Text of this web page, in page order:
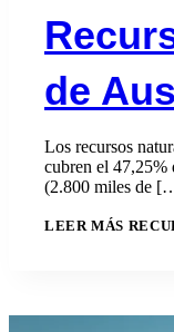
de
Los recursos
cubren el 47,25%
(2.800 miles de
LEER MÁS